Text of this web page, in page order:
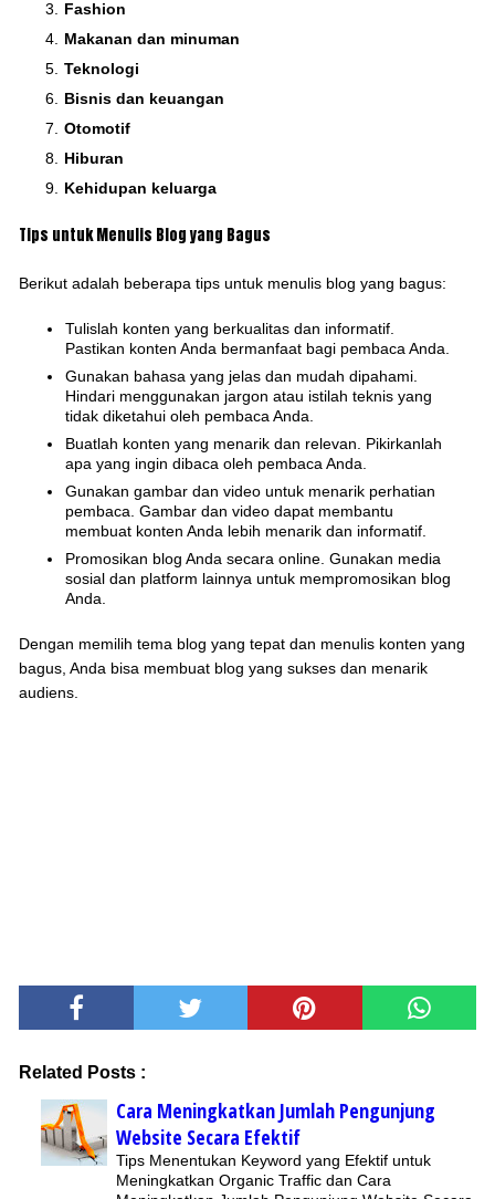
Fashion
Makanan dan minuman
Teknologi
Bisnis dan keuangan
Otomotif
Hiburan
Kehidupan keluarga
Tips untuk Menulis Blog yang Bagus
Berikut adalah beberapa tips untuk menulis blog yang bagus:
Tulislah konten yang berkualitas dan informatif.
Pastikan konten Anda bermanfaat bagi pembaca Anda.
Gunakan bahasa yang jelas dan mudah dipahami.
Hindari menggunakan jargon atau istilah teknis yang
tidak diketahui oleh pembaca Anda.
Buatlah konten yang menarik dan relevan. Pikirkanlah
apa yang ingin dibaca oleh pembaca Anda.
Gunakan gambar dan video untuk menarik perhatian
pembaca. Gambar dan video dapat membantu
membuat konten Anda lebih menarik dan informatif.
Promosikan blog Anda secara online. Gunakan media
sosial dan platform lainnya untuk mempromosikan blog
Anda.
Dengan memilih tema blog yang tepat dan menulis konten yang
bagus, Anda bisa membuat blog yang sukses dan menarik
audiens.
Related Posts :
Cara Meningkatkan Jumlah Pengunjung
Website Secara Efektif
Tips Menentukan Keyword yang Efektif untuk
Meningkatkan Organic Traffic dan Cara